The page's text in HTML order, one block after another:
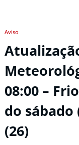
Aviso
08:00 –
do sábado
(26)